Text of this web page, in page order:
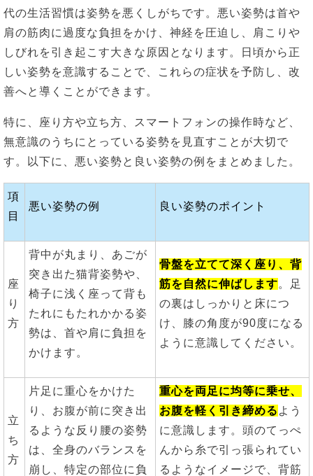
代の生活習慣は姿勢を悪くしがちです。悪い姿勢は首や
肩の筋肉に過度な負担をかけ、神経を圧迫し、肩こりや
しびれを引き起こす大きな原因となります。日頃から正
しい姿勢を意識することで、これらの症状を予防し、改
善へと導くことができます。
特に、座り方や立ち方、スマートフォンの操作時など、
無意識のうちにとっている姿勢を見直すことが大切で
す。以下に、悪い姿勢と良い姿勢の例をまとめました。
項
目
悪い姿勢の例 良い姿勢のポイント
座
り
方
背中が丸まり、あごが
突き出た猫背姿勢や、
椅子に浅く座って背も
たれにもたれかかる姿
勢は、首や肩に負担を
かけます。
骨盤を立てて深く座り、背
筋を自然に伸ばします。足
の裏はしっかりと床につ
け、膝の角度が90度になる
ように意識してください。
立
ち
方
片足に重心をかけた
り、お腹が前に突き出
るような反り腰の姿勢
は、全身のバランスを
崩し、特定の部位に負
重心を両足に均等に乗せ、
お腹を軽く引き締める よう
に意識します。頭のてっぺ
んから糸で引っ張られてい
るようなイメージで、背筋